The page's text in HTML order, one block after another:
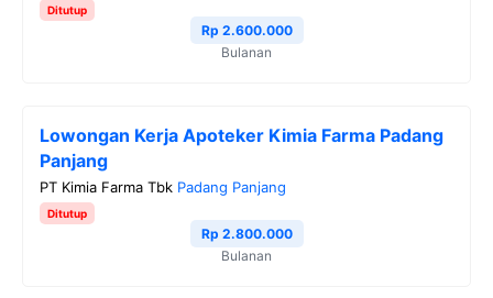
Ditutup
Rp 2.600.000
Bulanan
Lowongan Kerja Apoteker Kimia Farma Padang
Panjang
PT Kimia Farma Tbk Padang Panjang
Ditutup
Rp 2.800.000
Bulanan